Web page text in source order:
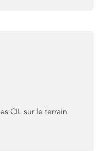
CIL sur le terrain